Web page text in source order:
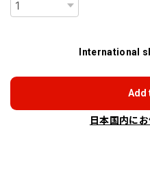
International
Add
日本国内に